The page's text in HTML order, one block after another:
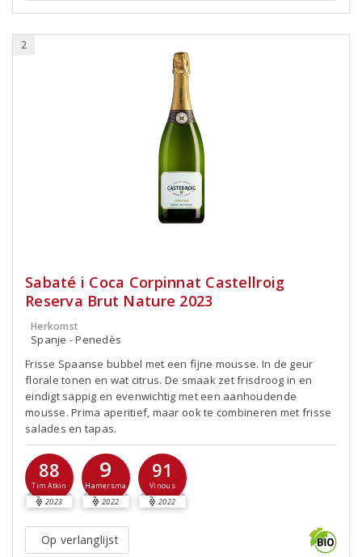
2
Sabaté i Coca Corpinnat Castellroig
Reserva Brut Nature 2023
Herkomst
Spanje - Penedès
Frisse Spaanse bubbel met een fijne mousse. In de geur
florale tonen en wat citrus. De smaak zet frisdroog in en
eindigt sappig en evenwichtig met een aanhoudende
mousse. Prima aperitief, maar ook te combineren met frisse
salades en tapas.
88
Tim Atkin
2023
9
Hamersma
2022
91
Vinous
2022
Op verlanglijst